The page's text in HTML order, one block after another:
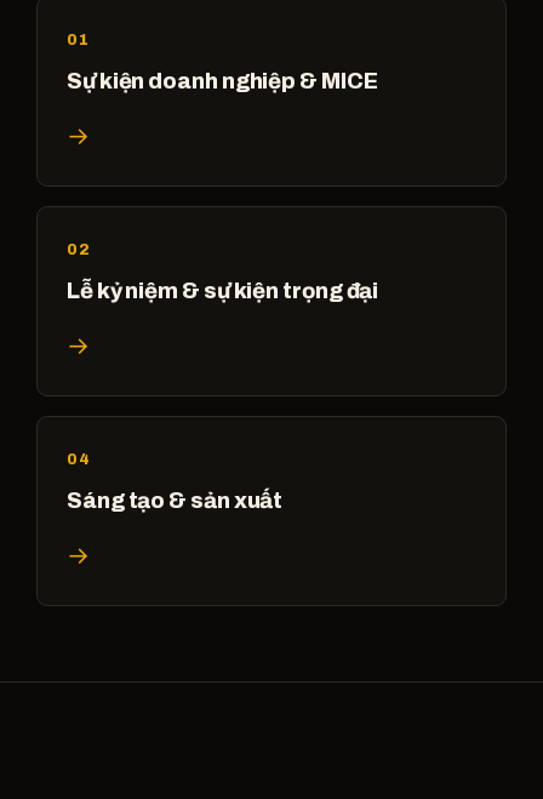
01
Sự kiện doanh nghiệp & MICE
→
02
Lễ kỷ niệm & sự kiện trọng đại
→
04
Sáng tạo & sản xuất
→